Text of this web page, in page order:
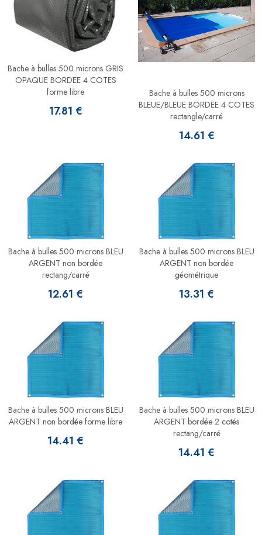
Bache à bulles 500 microns GRIS
OPAQUE BORDEE 4 COTES
forme libre
17.81 €
Bache à bulles 500 microns
BLEUE/BLEUE BORDEE 4 COTES
rectangle/carré
14.61 €
Bache à bulles 500 microns BLEU
ARGENT non bordée
rectang/carré
12.61 €
Bache à bulles 500 microns BLEU
ARGENT non bordée
géométrique
13.31 €
Bache à bulles 500 microns BLEU
ARGENT non bordée forme libre
14.41 €
Bache à bulles 500 microns BLEU
ARGENT bordée 2 cotés
rectang/carré
14.41 €